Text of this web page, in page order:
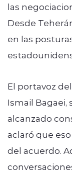
las
Desde
en las
El portavoz
Ismail Bagaei,
alcanzado
aclaró que
del acuerdo.